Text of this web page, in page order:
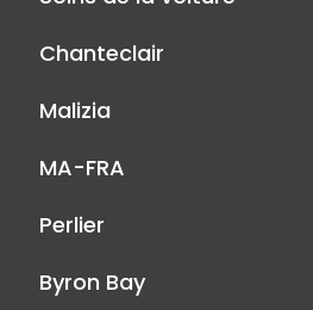
Chanteclair
Malizia
MA-FRA
Perlier
Byron Bay